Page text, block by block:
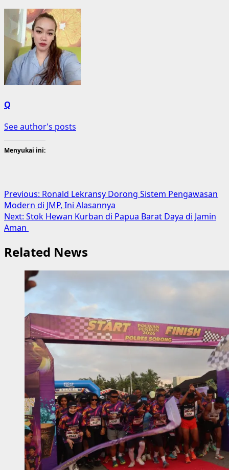
Q
See author's posts
Menyukai ini:
Post
navigation
Previous: Ronald Lekransy Dorong Sistem Pengawasan
Modern di JMP, Ini Alasannya
Next: Stok Hewan Kurban di Papua Barat Daya di Jamin
Aman
Related News